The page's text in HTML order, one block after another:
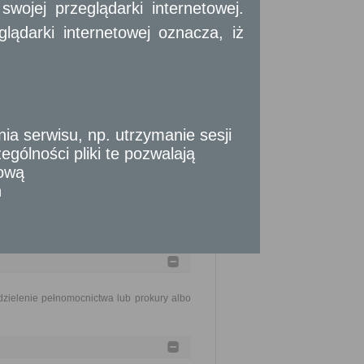
pełnomocnictwo i dowód osobisty
na ustalenie tożsamości. W przypadku
pełnomocnictwa lub prokury albo
przeglądarki internetowej.
internetowej oznacza, iż
serwisu, np. utrzymanie sesji
pliki te pozwalają